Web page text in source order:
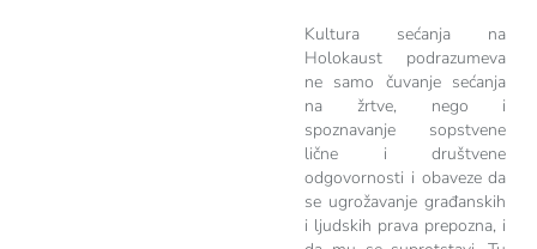
Kultura sećanja na
Holokaust podrazumeva
ne samo čuvanje sećanja
na žrtve, nego i
spoznavanje sopstvene
lične i društvene
odgovornosti i obaveze da
se ugrožavanje građanskih
i ljudskih prava prepozna, i